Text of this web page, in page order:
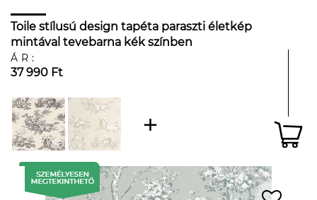
Toile stílusú design tapéta paraszti életkép
mintával tevebarna kék színben
ÁR:
37 990 Ft